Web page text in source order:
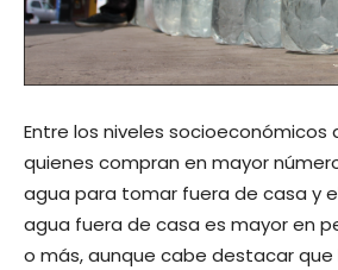
Entre los niveles socioeconómicos
quienes compran en mayor
agua para tomar fuera de casa y
agua fuera de casa es mayor en
o más, aunque cabe destacar que